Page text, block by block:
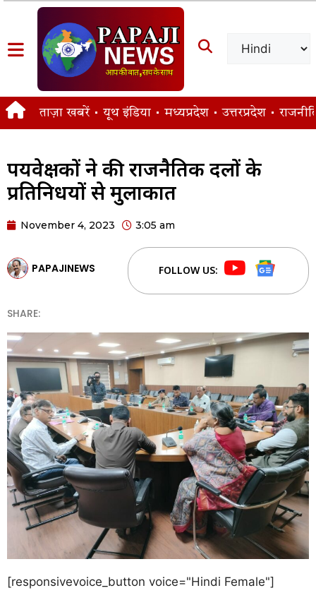
ताज़ा खबरें यूथ इंडिया मध्यप्रदेश उत्तरप्रदेश
पर्यवेक्षकों ने की राजनैतिक दलों के
प्रतिनिधयों से मुलाकात
November 4, 2023 3:05 am
PAPAJINEWS FOLLOW US:
SHARE:
[responsivevoice_button voice="Hindi Female"]